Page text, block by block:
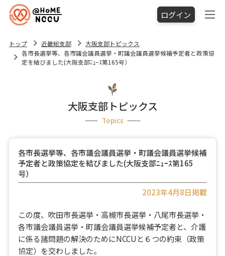
ログイン
トップ 近畿総支部
大阪支部トピックス
各市長選挙等、各市議会議員選挙・町議会議員選挙候補予定者と政策協
定を結びました(大阪支部ﾆｭｰｽ第165号）
大阪支部トピックス
Topics
各市長選挙等、各市議会議員選挙・町議会議員選挙候補
予定者と政策協定を結びました(大阪支部ﾆｭｰｽ第165
号）
2023年4月8日掲載
この度、吹田市長選挙・高槻市長選挙・八尾市長選挙・
各市議会議員選挙・町議会議員選挙候補予定者と、介護
に係る諸問題の解決のためにNCCUと６つの約束（政策
協定）を交わしました。